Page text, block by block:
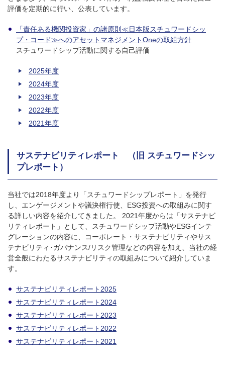
評価を定期的に行い、公表しています。
「責任ある機関投資家」の諸原則≪日本版スチュワードシッ
プ・コード≫へのアセットマネジメントOneの取組方針
スチュワードシップ活動に関する自己評価
2025年度
2024年度
2023年度
2022年度
2021年度
サステナビリティレポート （旧 スチュワードシッ
プレポート）
当社では2018年度より「スチュワードシップレポート」を発行
し、エンゲージメントや議決権行使、ESG投資への取組みに関す
る詳しい内容を紹介してきました。 2021年度からは「サステナビ
リティレポート」として、スチュワードシップ活動やESGインテ
グレーションの内容に、コーポレート・サステナビリティやサス
テナビリティ･ガバナンス/リスク管理などの内容を加え、当社の経
営全般にわたるサステナビリティの取組みについて紹介していま
す。
サステナビリティレポート2025
サステナビリティレポート2024
サステナビリティレポート2023
サステナビリティレポート2022
サステナビリティレポート2021